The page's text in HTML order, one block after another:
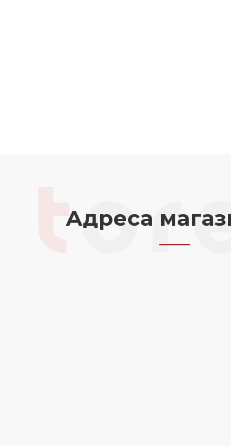
Адреса